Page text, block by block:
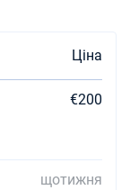
Ціна
€200
щотижня